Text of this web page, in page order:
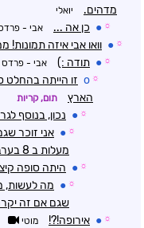
מדהים.
יואלי
☼
● כן אה ... אבי -
☼
● וואו אבי איזה
☼
● תודה :) אבי - פרדס
☼
o זו הייתה בהחלט
הארץ
תום, קריות
☼
● נכון, בנוסף
☼
●
מעלות ב 8 בערב
☼
● היתה סופה
☼
● מה לעשות,
שגם אם זה
☼
● אירופה!?! מוטי